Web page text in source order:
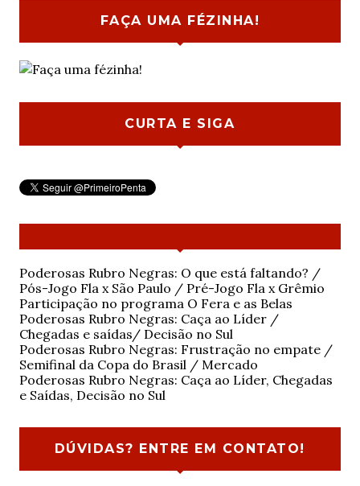
FAÇA UMA FÉZINHA!
CURTA E SIGA
Poderosas Rubro Negras: O que está faltando? /
Pós-Jogo Fla x São Paulo / Pré-Jogo Fla x Grêmio
Participação no programa O Fera e as Belas
Poderosas Rubro Negras: Caça ao Líder /
Chegadas e saídas/ Decisão no Sul
Poderosas Rubro Negras: Frustração no empate /
Semifinal da Copa do Brasil / Mercado
Poderosas Rubro Negras: Caça ao Líder, Chegadas
e Saídas, Decisão no Sul
DÚVIDAS? ENTRE EM CONTATO!